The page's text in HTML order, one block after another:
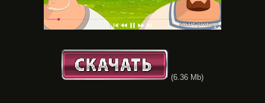
(6.36 Mb)